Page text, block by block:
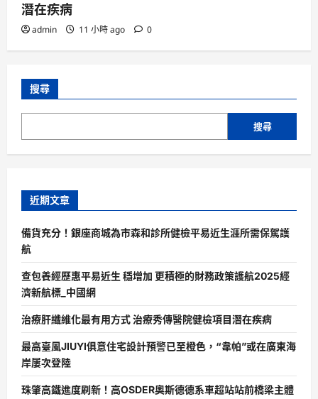
潛在疾病
admin 11 小時 ago 0
搜尋
搜尋
近期文章
備貨充分！銀座商城為市森和診所健檢平易近生涯所需保駕護
航
查包養經歷惠平易近生 穩增加 更積極的財務政策護航2025經
濟新航標_中國網
治療肝纖維化最有用方式 治療秀傳醫院健檢項目潛在疾病
最高臺風JIUYI俱意住宅設計預警已至橙色，“韋帕”或在廣東海
岸屢次登陸
珠肇高鐵進度刷新！高OSDER奧斯德德系車超站站前橋梁主體